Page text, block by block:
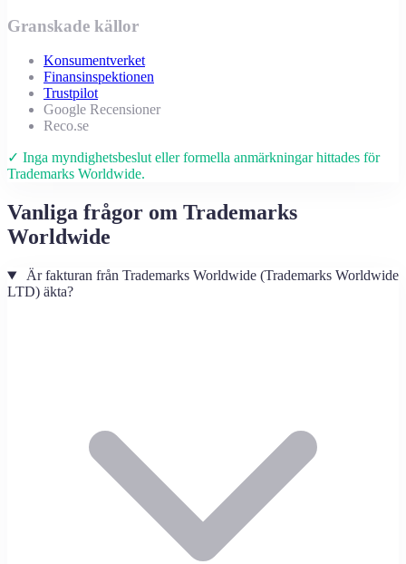
Granskade källor
Konsumentverket
Finansinspektionen
Trustpilot
Google Recensioner
Reco.se
✓ Inga myndighetsbeslut eller formella anmärkningar hittades för
Trademarks Worldwide.
Vanliga frågor om Trademarks
Worldwide
Är fakturan från Trademarks Worldwide (Trademarks Worldwide
LTD) äkta?